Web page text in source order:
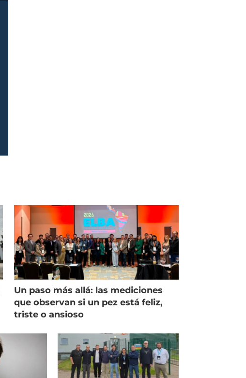
Un paso más allá: las mediciones
que observan si un pez está feliz,
triste o ansioso